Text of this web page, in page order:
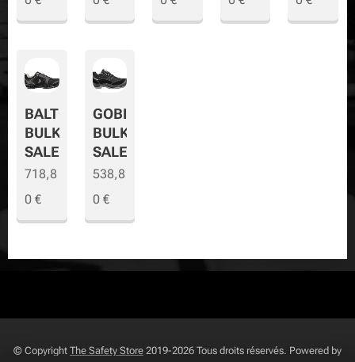
BALTO
BULK
SALE
718,8
0 €
GOBI
BULK
SALE
538,8
0€
© Copyright The Safety Store 2019-2026 Tous droits réservés. Powered by